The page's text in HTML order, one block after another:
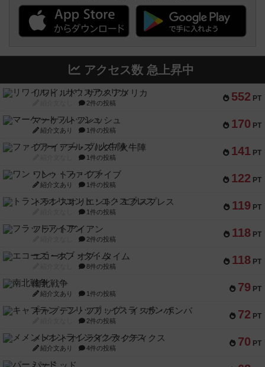
アクセス数 急上昇中
552 PT
リワイルド：サウスアメリカ
2件の投稿
170 PT
マーケットフレッシュ
紹介文あり 1件の投稿
141 PT
ファイアー・ブルズ / 火牛陣
1件の投稿
122 PT
ワン・トゥ・ファイブ
紹介文あり 1件の投稿
119 PT
トランスオリエント・エクスプレス
1件の投稿
118 PT
フラットアイアン
2件の投稿
118 PT
エコーズ・オブ・タイム
8件の投稿
79 PT
南北戦争
紹介文あり 1件の投稿
72 PT
キャプテン・フリップ：イスラ・ボンバ
2件の投稿
70 PT
メメントオンラインタクティクス
紹介文あり 4件の投稿